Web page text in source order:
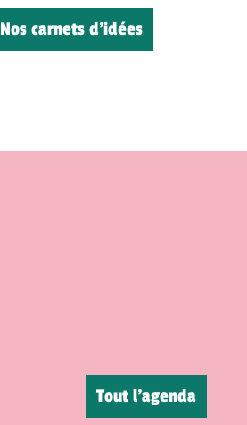
Nos carnets d’idées
Tout l’agenda